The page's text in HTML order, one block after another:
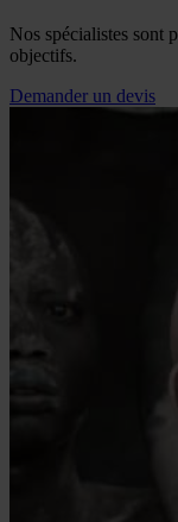
Nos spécialistes sont
objectifs.
Demander un devis